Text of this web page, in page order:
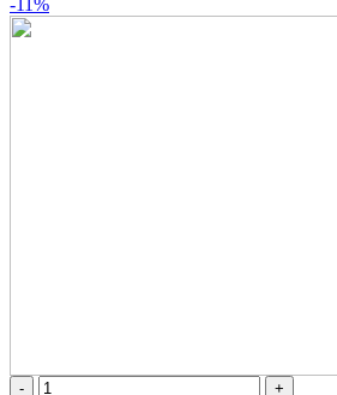
-11%
TFM-